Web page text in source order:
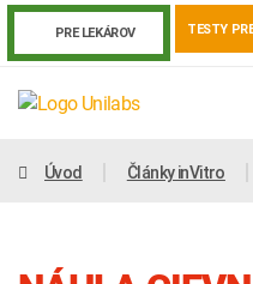
PRE LEKÁROV TESTY
Úvod Články inVitro